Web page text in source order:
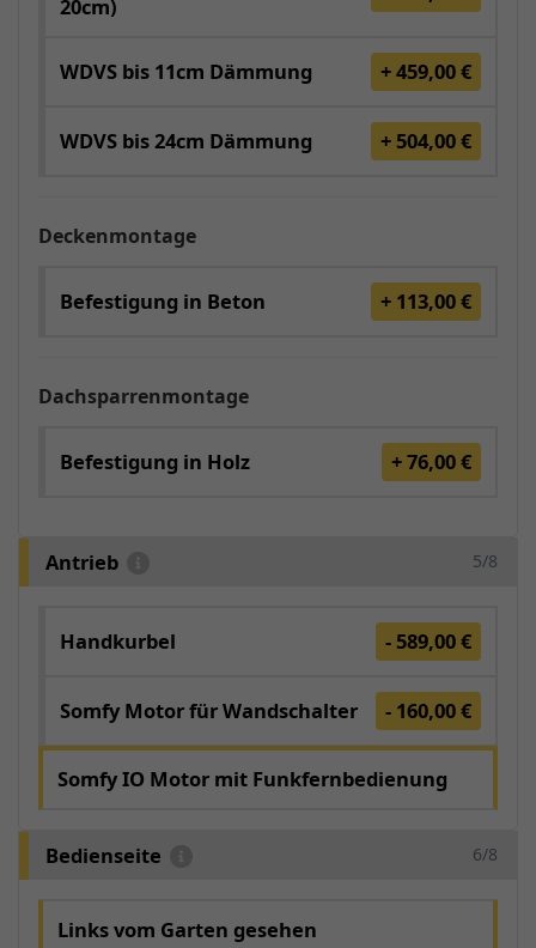
20cm)
WDVS bis 11cm Dämmung + 459,00 €
WDVS bis 24cm Dämmung + 504,00 €
Deckenmontage
Befestigung in Beton + 113,00 €
Dachsparrenmontage
Befestigung in Holz + 76,00 €
Antrieb 5/8
Handkurbel - 589,00 €
Somfy Motor für Wandschalter - 160,00 €
Somfy IO Motor mit Funkfernbedienung
Bedienseite 6/8
Links vom Garten gesehen